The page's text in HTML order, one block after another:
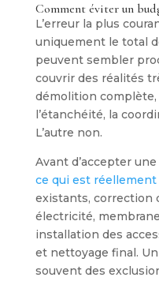
Comment éviter un
L’erreur la plus
uniquement le total
peuvent sembler
couvrir des réalités
démolition complète,
l’étanchéité, la
L’autre non.
Avant d’accepter
ce qui est réellement
existants, correction
électricité,
installation des
et nettoyage final.
souvent des